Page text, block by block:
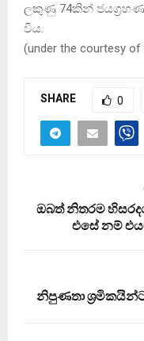
ලකුණු 74කින්
විය.
(under the courtesy of
SHARE 0
ඔබත් නිතරම
එසේ නම්
නිපුණතා